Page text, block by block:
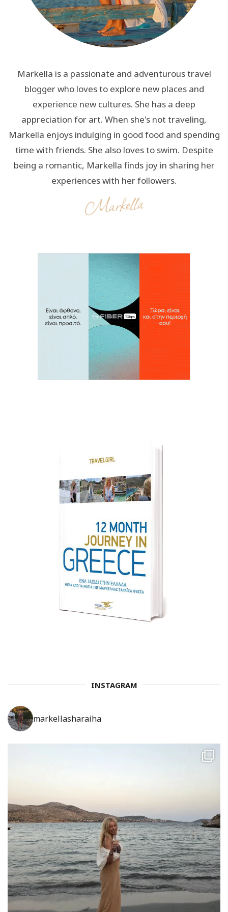
Markella is a passionate and adventurous travel
blogger who loves to explore new places and
experience new cultures. She has a deep
appreciation for art. When she's not traveling,
Markella enjoys indulging in good food and spending
time with friends. She also loves to swim. Despite
being a romantic, Markella finds joy in sharing her
experiences with her followers.
INSTAGRAM
markellasharaiha